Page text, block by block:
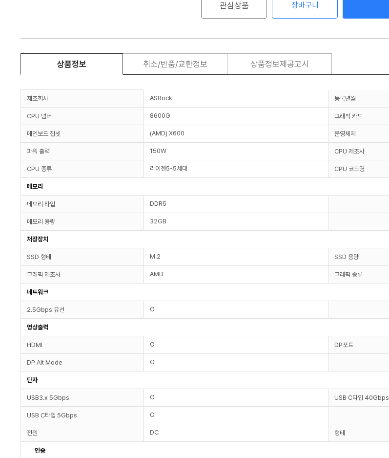
관심상품 장바구니
상품정보 취소/반품/교환정보 상품정보제공고시
제조회사 ASRock 등록년월
CPU 넘버 8600G 그래픽 카드
메인보드 칩셋 (AMD) X600 운영체제
파워 출력 150W CPU 제조사
CPU 종류 라이젠5-5세대 CPU 코드명
메모리
메모리 타입 DDR5
메모리 용량 32GB
저장장치
SSD 형태 M.2 SSD 용량
그래픽 제조사 AMD 그래픽 종류
네트워크
2.5Gbps 유선 O
영상출력
HDMI O DP포트
DP Alt Mode O
단자
USB3.x 5Gbps O USB C타입 40Gbps
USB C타입 5Gbps O
전원 DC 형태
인증